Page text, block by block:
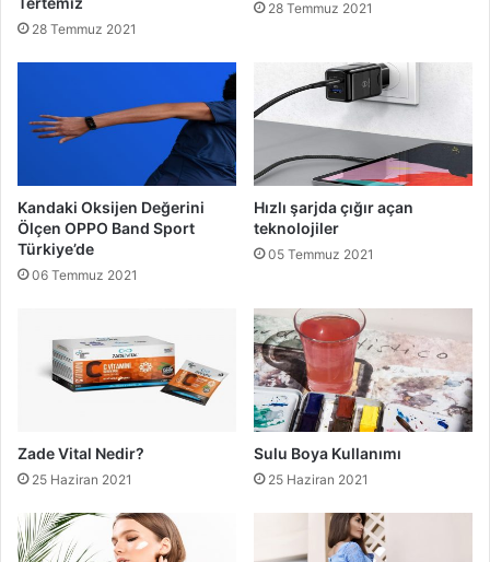
28 Temmuz 2021
28 Temmuz 2021
Kandaki Oksijen Değerini
Ölçen OPPO Band Sport
Türkiye’de
06 Temmuz 2021
Hızlı şarjda çığır açan
teknolojiler
05 Temmuz 2021
Zade Vital Nedir?
25 Haziran 2021
Sulu Boya Kullanımı
25 Haziran 2021